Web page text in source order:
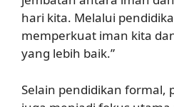
hari kita. Melalui
memperkuat iman kita
yang lebih baik.”
Selain pendidikan formal,